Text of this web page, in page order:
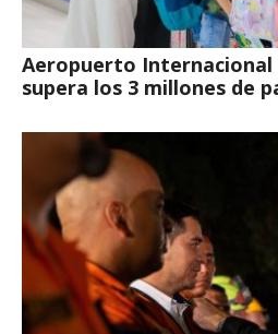
Aeropuerto Internacional
supera los 3 millones de